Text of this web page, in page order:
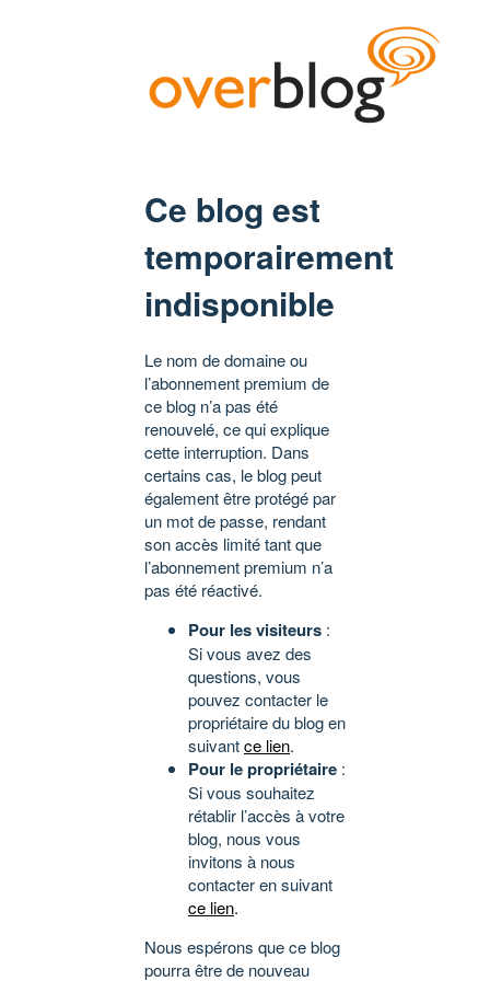
Ce blog est
temporairement
indisponible
Le nom de domaine ou
l’abonnement premium de
ce blog n’a pas été
renouvelé, ce qui explique
cette interruption. Dans
certains cas, le blog peut
également être protégé par
un mot de passe, rendant
son accès limité tant que
l’abonnement premium n’a
pas été réactivé.
Pour les visiteurs :
Si vous avez des
questions, vous
pouvez contacter le
propriétaire du blog en
suivantce lien.
Pour le propriétaire :
Si vous souhaitez
rétablir l’accès à votre
blog, nous vous
invitons à nous
contacter en suivant
ce lien.
Nous espérons que ce blog
pourra être de nouveau